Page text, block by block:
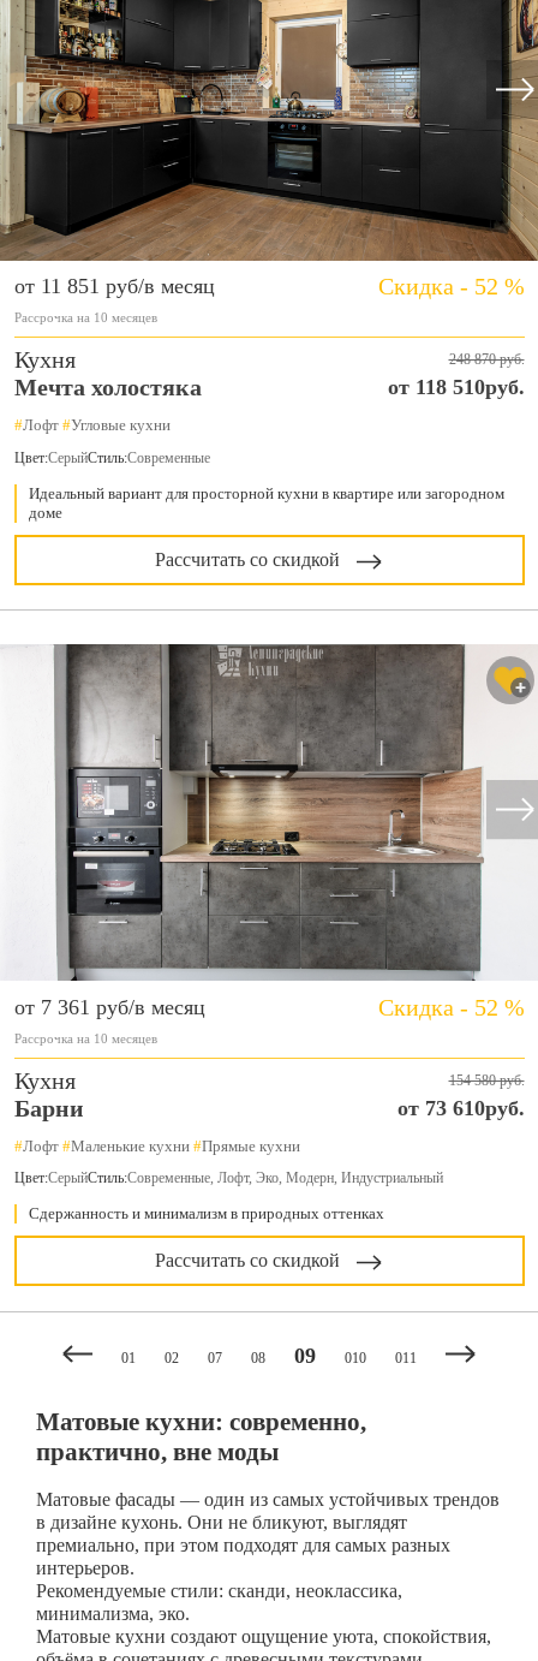
от 11 851 руб/в месяц Скидка - 52 %
Рассрочка на 10 месяцев
Кухня 248 870 руб.
Мечта холостяка от 118 510руб.
#Лофт #Угловые кухни
Цвет:СерыйСтиль:Современные
Идеальный вариант для просторной кухни в квартире или загородном
доме
Рассчитать со скидкой
от 7 361 руб/в месяц Скидка - 52 %
Рассрочка на 10 месяцев
Кухня 154 580 руб.
Барни от 73 610руб.
#Лофт #Маленькие кухни #Прямые кухни
Цвет:СерыйСтиль:Современные, Лофт, Эко, Модерн, Индустриальный
Сдержанность и минимализм в природных оттенках
Рассчитать со скидкой
01 02 07 08 09 010 011
Матовые кухни: современно,
практично, вне моды
Матовые фасады — один из самых устойчивых трендов
в дизайне кухонь. Они не бликуют, выглядят
премиально, при этом подходят для самых разных
интерьеров.
Рекомендуемые стили: сканди, неоклассика,
минимализма, эко.
Матовые кухни создают ощущение уюта, спокойствия,